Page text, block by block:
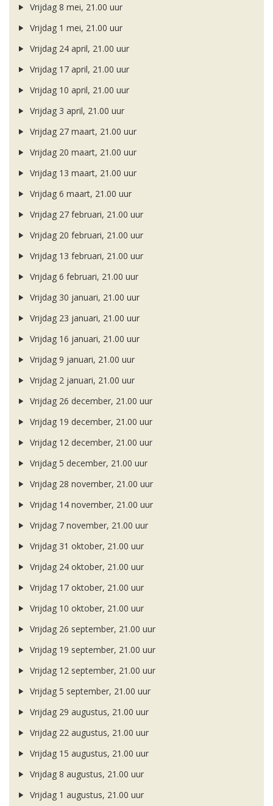
Vrijdag 8 mei, 21.00 uur
Vrijdag 1 mei, 21.00 uur
Vrijdag 24 april, 21.00 uur
Vrijdag 17 april, 21.00 uur
Vrijdag 10 april, 21.00 uur
Vrijdag 3 april, 21.00 uur
Vrijdag 27 maart, 21.00 uur
Vrijdag 20 maart, 21.00 uur
Vrijdag 13 maart, 21.00 uur
Vrijdag 6 maart, 21.00 uur
Vrijdag 27 februari, 21.00 uur
Vrijdag 20 februari, 21.00 uur
Vrijdag 13 februari, 21.00 uur
Vrijdag 6 februari, 21.00 uur
Vrijdag 30 januari, 21.00 uur
Vrijdag 23 januari, 21.00 uur
Vrijdag 16 januari, 21.00 uur
Vrijdag 9 januari, 21.00 uur
Vrijdag 2 januari, 21.00 uur
Vrijdag 26 december, 21.00 uur
Vrijdag 19 december, 21.00 uur
Vrijdag 12 december, 21.00 uur
Vrijdag 5 december, 21.00 uur
Vrijdag 28 november, 21.00 uur
Vrijdag 14 november, 21.00 uur
Vrijdag 7 november, 21.00 uur
Vrijdag 31 oktober, 21.00 uur
Vrijdag 24 oktober, 21.00 uur
Vrijdag 17 oktober, 21.00 uur
Vrijdag 10 oktober, 21.00 uur
Vrijdag 26 september, 21.00 uur
Vrijdag 19 september, 21.00 uur
Vrijdag 12 september, 21.00 uur
Vrijdag 5 september, 21.00 uur
Vrijdag 29 augustus, 21.00 uur
Vrijdag 22 augustus, 21.00 uur
Vrijdag 15 augustus, 21.00 uur
Vrijdag 8 augustus, 21.00 uur
Vrijdag 1 augustus, 21.00 uur